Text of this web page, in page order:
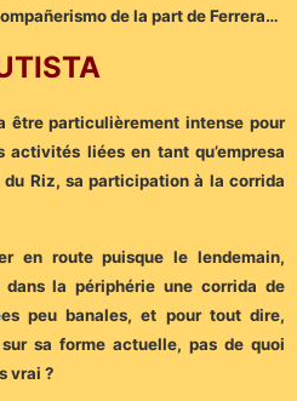
de la part de Ferrera…
être particulièrement intense pour
liées en tant qu’empresa
du Riz, sa participation à la corrida
en route puisque le lendemain,
la périphérie une corrida de
peu banales, et pour tout dire,
sa forme actuelle, pas de quoi
vrai ?